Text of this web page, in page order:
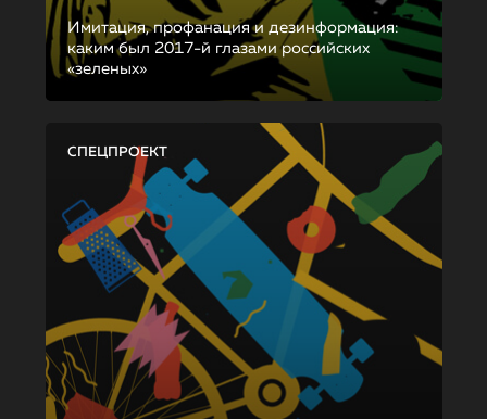
Имитация, профанация и дезинформация:
каким был 2017-й глазами российских
«зеленых»
СПЕЦПРОЕКТ